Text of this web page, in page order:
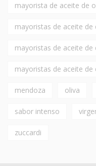
mayorista de aceite de
mayoristas de aceite de
mayoristas de aceite de
mayoristas de aceite de
mendoza oliva
sabor intenso
zuccardi